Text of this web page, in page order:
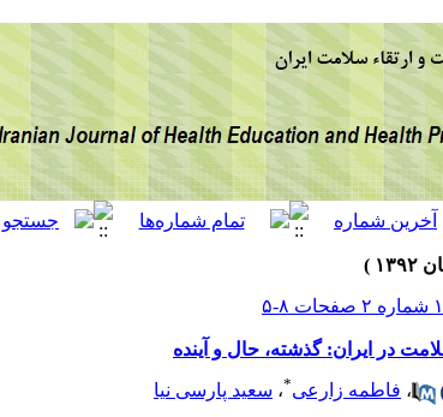
در ایران: گذشته، حال و آینده
، فاطمه زارعی*، سعید پارسی نیا